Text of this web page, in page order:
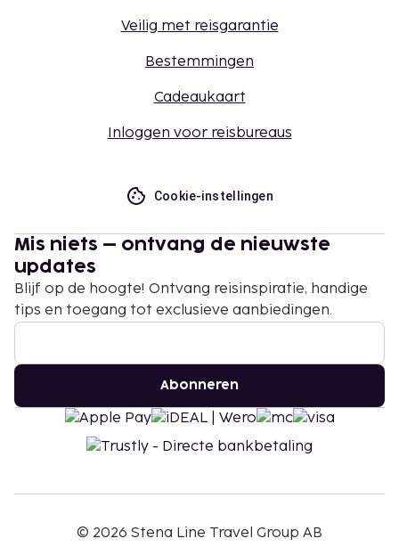
Veilig met reisgarantie
Bestemmingen
Cadeaukaart
Inloggen voor reisbureaus
Cookie-instellingen
Mis niets – ontvang de nieuwste
updates
Blijf op de hoogte! Ontvang reisinspiratie, handige
tips en toegang tot exclusieve aanbiedingen.
Abonneren
© 2026 Stena Line Travel Group AB